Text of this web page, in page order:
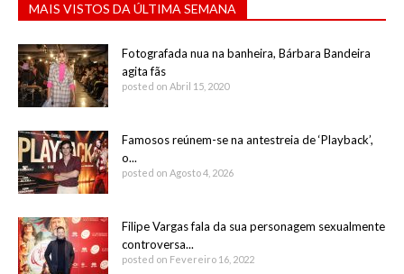
MAIS VISTOS DA ÚLTIMA SEMANA
Fotografada nua na banheira, Bárbara Bandeira
agita fãs
posted on Abril 15, 2020
Famosos reúnem-se na antestreia de ‘Playback’,
o...
posted on Agosto 4, 2026
Filipe Vargas fala da sua personagem sexualmente
controversa...
posted on Fevereiro 16, 2022